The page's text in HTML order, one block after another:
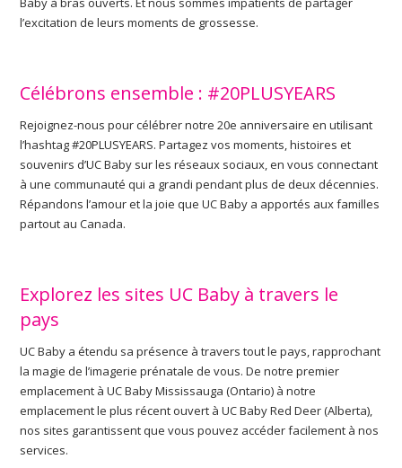
l’excitation de leurs moments de grossesse.
Célébrons ensemble : #20PLUSYEARS
Rejoignez-nous pour célébrer notre 20e anniversaire en utilisant
l’hashtag #20PLUSYEARS. Partagez vos moments, histoires et
souvenirs d’UC Baby sur les réseaux sociaux, en vous connectant
à une communauté qui a grandi pendant plus de deux décennies.
Répandons l’amour et la joie que UC Baby a apportés aux familles
partout au Canada.
Explorez les sites UC Baby à travers le
pays
UC Baby a étendu sa présence à travers tout le pays, rapprochant
la magie de l’imagerie prénatale de vous. De notre premier
emplacement à UC Baby Mississauga (Ontario) à notre
emplacement le plus récent ouvert à UC Baby Red Deer (Alberta),
nos sites garantissent que vous pouvez accéder facilement à nos
services.